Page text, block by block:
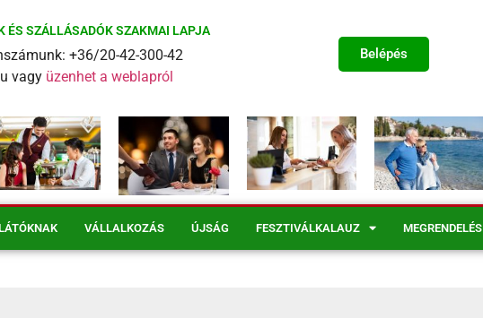
ÉS SZÁLLÁSADÓK SZAKMAI LAPJA
+36/20-42-300-42
vagy üzenhet a weblapról
Belépés
VÁLLALKOZÁS ÚJSÁG FESZTIVÁLKALAUZ MEGRENDELÉS